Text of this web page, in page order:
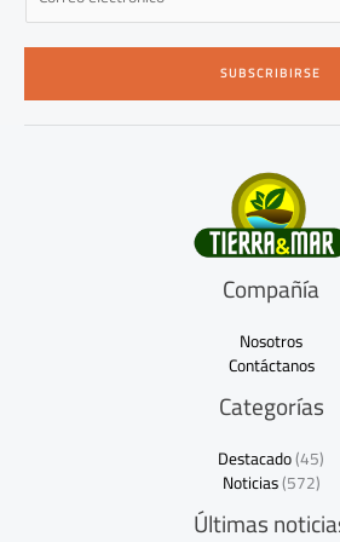
a
i
*
SUBSCRIBIRSE
Compañía
Nosotros
Contáctanos
Categorías
Destacado(45)
Noticias(572)
Últimas